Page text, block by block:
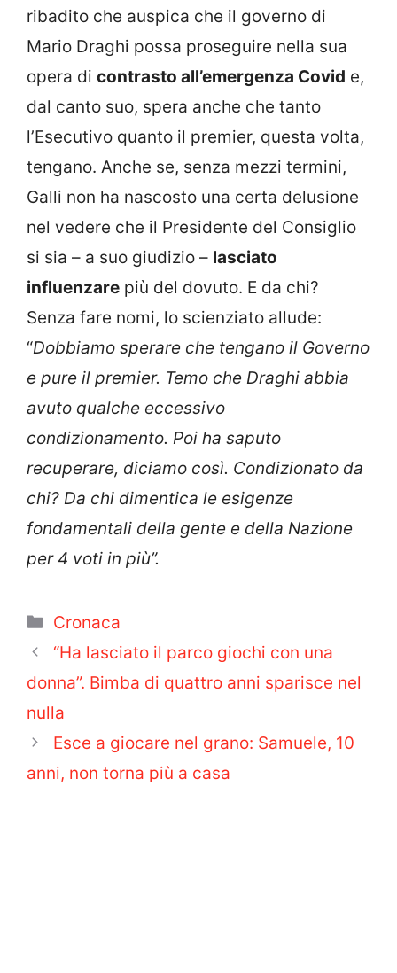
ribadito che auspica che il governo di
Mario Draghi possa proseguire nella sua
opera di contrasto all’emergenza Covid e,
dal canto suo, spera anche che tanto
l’Esecutivo quanto il premier, questa volta,
tengano. Anche se, senza mezzi termini,
Galli non ha nascosto una certa delusione
nel vedere che il Presidente del Consiglio
si sia – a suo giudizio – lasciato
influenzare più del dovuto. E da chi?
Senza fare nomi, lo scienziato allude:
“Dobbiamo sperare che tengano il Governo
e pure il premier. Temo che Draghi abbia
avuto qualche eccessivo
condizionamento. Poi ha saputo
recuperare, diciamo così. Condizionato da
chi? Da chi dimentica le esigenze
fondamentali della gente e della Nazione
per 4 voti in più”.
Categorie
Cronaca
“Ha lasciato il parco giochi con una
donna”. Bimba di quattro anni sparisce nel
nulla
Esce a giocare nel grano: Samuele, 10
anni, non torna più a casa